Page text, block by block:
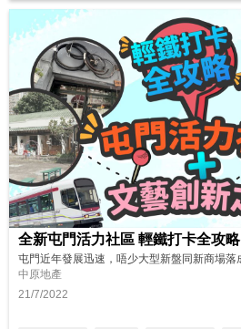
全新屯門活力社區 輕鐵打卡全攻略
中原地產
21/7/2022